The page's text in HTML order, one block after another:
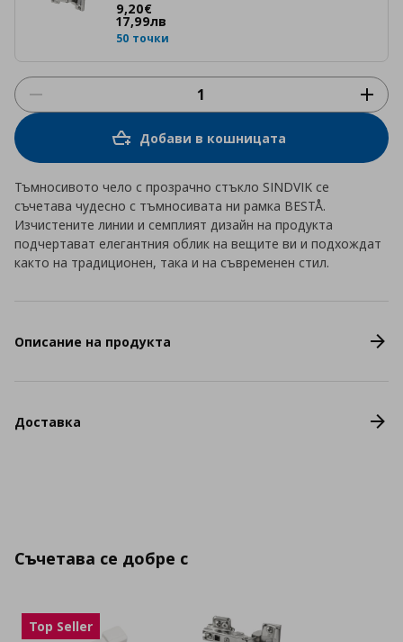
9,20€
Цена
17,99лв
50 точки
Добави в кошницата
Тъмносивото чело с прозрачно стъкло SINDVIK се
съчетава чудесно с тъмносивата ни рамка BESTÅ.
Изчистените линии и семплият дизайн на продукта
подчертават елегантния облик на вещите ви и подхождат
както на традиционен, така и на съвременен стил.
Описание на продукта
Доставка
Съчетава се добре с
Top Seller